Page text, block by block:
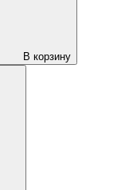
В корзину